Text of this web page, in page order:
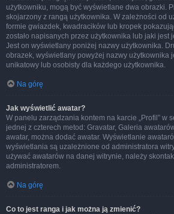
użytkowniku, mogą być wyświetlane dwa obrazki.
skojarzony z rangą użytkownika. W zależności od
formie gwiazdek, kwadracików lub kropek
zostało napisanych przez użytkownika lub jaki jest
Jest on wyświetlany poniżej nazwy użytkownika.
obrazek, wyświetlany powyżej nazwy użytkownika
unikatowy lub osobisty dla każdego użytkownika.
Na górę
Jak wyświetlić awatar?
W panelu zarządzania kontem na karcie „Profil” w
jednej z czterech metod: Gravatar, Galeria
awatar, można dodać awatar. Wyświetlanie
wyświetlania są uzależnione od administratora
używać awatarów na danej witrynie, należy
administratorem.
Na górę
Co to jest ranga i jak można ją zmienić?